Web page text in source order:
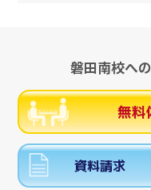
磐田南校へ
無料
資料請求